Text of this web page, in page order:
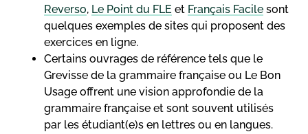
Reverso, Le Point du FLE et Français Facile sont
quelques exemples de sites qui proposent des
exercices en ligne.
Certains ouvrages de référence tels que le
Grevisse de la grammaire française ou Le Bon
Usage offrent une vision approfondie de la
grammaire française et sont souvent utilisés
par les étudiant(e)s en lettres ou en langues.